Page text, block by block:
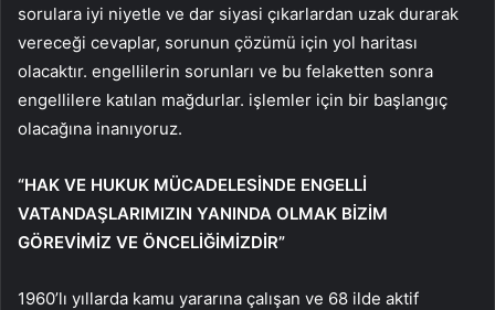
sorulara iyi niyetle ve dar siyasi çıkarlardan uzak durarak
vereceği cevaplar, sorunun çözümü için yol haritası
olacaktır. engellilerin sorunları ve bu felaketten sonra
engellilere katılan mağdurlar. işlemler için bir başlangıç ​​
olacağına inanıyoruz.
“HAK VE HUKUK MÜCADELESİNDE ENGELLİ
VATANDAŞLARIMIZIN YANINDA OLMAK BİZİM
GÖREVİMİZ VE ÖNCELİĞİMİZDİR”
1960’lı yıllarda kamu yararına çalışan ve 68 ilde aktif